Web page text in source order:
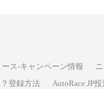
ース-キャンペーン情報
登録方法 AutoRace.JP